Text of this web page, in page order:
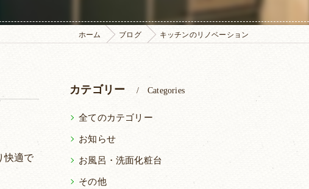
ホーム ブログ キッチンのリノベーション
快適で
カテゴリー Categories
全てのカテゴリー
お知らせ
お風呂・洗面化粧台
その他